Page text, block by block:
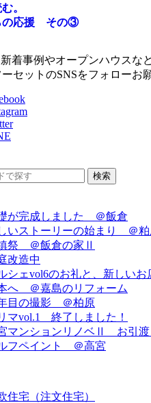
。
の応援 その③
着事例やオープンハウスな
セットのSNSをフォローお
検索
が完成しました ＠飯倉
いストーリーの始まり ＠粕
祭 ＠飯倉の家Ⅱ
改造中
シェvol6のお礼と、新しいお
へ ＠嘉島のリフォーム
目の撮影 ＠柏原
マvol.1 終了しました！
マンションリノベⅡ お引渡
フペイント ＠高宮
住宅（注文住宅）